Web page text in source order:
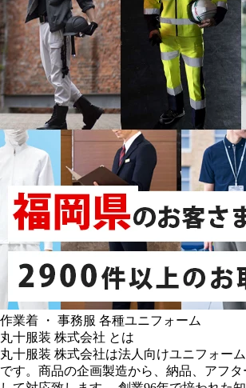
作業着 ・ 事務服 各種ユニフォーム
丸十服装 株式会社 とは
丸十服装 株式会社は法人向けユニフォー
です。商品の企画製造から、納品、アフ